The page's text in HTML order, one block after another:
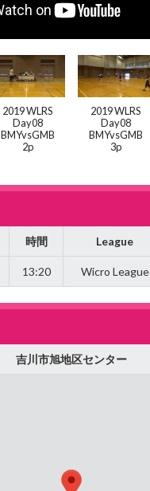
2019 WLRS
Day08
BMYvsGMB
2p
2019 WLRS
Day08
BMYvsGMB
3p
時間 League
13:20 Wicro League
吉川市旭地区センター